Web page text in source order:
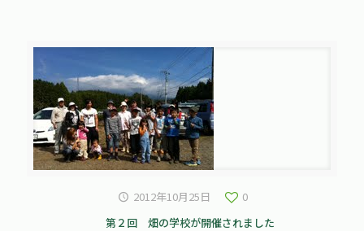
2012年10月25日
0
第２回 畑の学校が開催されました